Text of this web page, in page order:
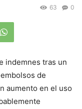
0
63
indemnes tras un
de
aumento en el uso